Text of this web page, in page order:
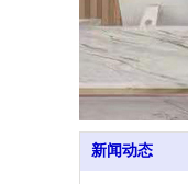
新闻动态